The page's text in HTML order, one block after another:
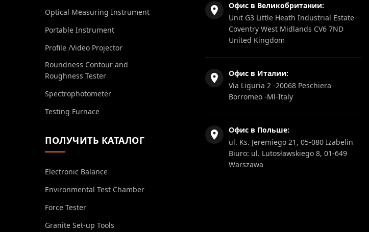
Optical Measuring Instrument
Portable Instrument
Profile /Video Projector
Roundness Contour and
Roughness Tester
Spectrophotometer
Testing Furnace
ПОЛУЧИТЬ КАТАЛОГ
Electronic Balance
Environmental Test Chamber
Force Tester
Granite Set-up Tools
Офис в Великобритании:
Unit G3 Little Heath Industrial Estate
Coventry West Midlands CV6 7ND
United Kingdom
Офис в Италии:
Via Liguria 2 -20068 Peschiera
Borromeo -Ml-Italy
Офис в Польше:
ul. Ks. Jeremiego 21, 05-080 Izabelin
Biuro: ul. Lutosławskiego 8, 01-649
Warszawa